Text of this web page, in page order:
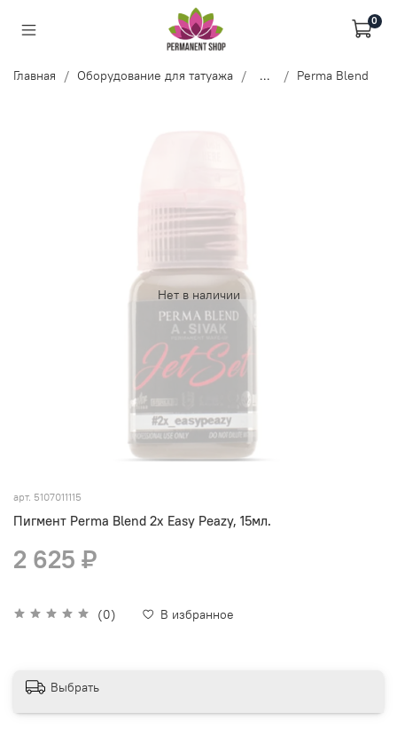
0
Главная Оборудование для татуажа ... Perma Blend
Нет в наличии
арт. 5107011115
Пигмент Perma Blend 2x Easy Peazy, 15мл.
(0) В избранное
2 625 ₽
Выбрать